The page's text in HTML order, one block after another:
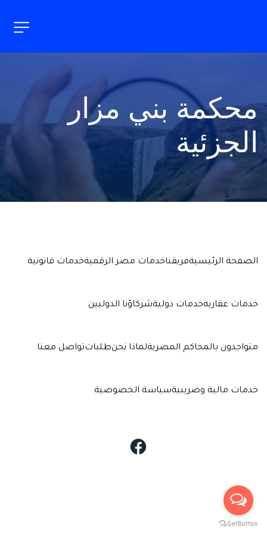
محكمة بني مزار
الجزئية
الصفحة الرئيسيةفريقناخدمات مصر الرقميةخدمات قانونية
خدمات عقاريهخدمات دوليةشركاؤنا الدوليين
متواجدون بالمحاكم المصريةلماذا نحنطلباتتواصل معنا
خدمات مالية وضريبيةسياسة الخصوصية